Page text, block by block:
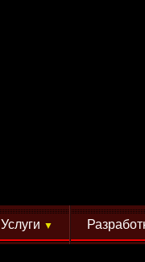
Услуги ▼